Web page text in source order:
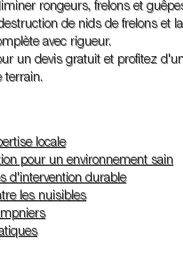
rongeurs, frelons et
de nids de frelons et la
avec rigueur.
un devis gratuit et profitez
terrain.
locale
pour un environnement sain
d'intervention durable
les nuisibles